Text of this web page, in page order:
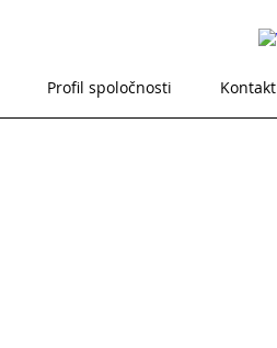
Profil spoločnosti Kontakt